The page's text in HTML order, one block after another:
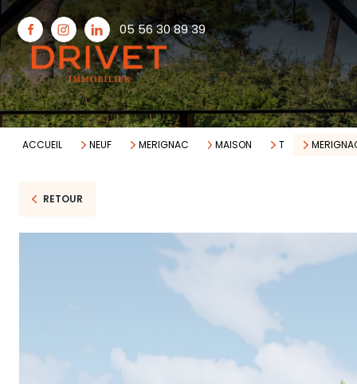
05 56 30 89 39
ACCUEIL NEUF MERIGNAC MAISON T
RETOUR